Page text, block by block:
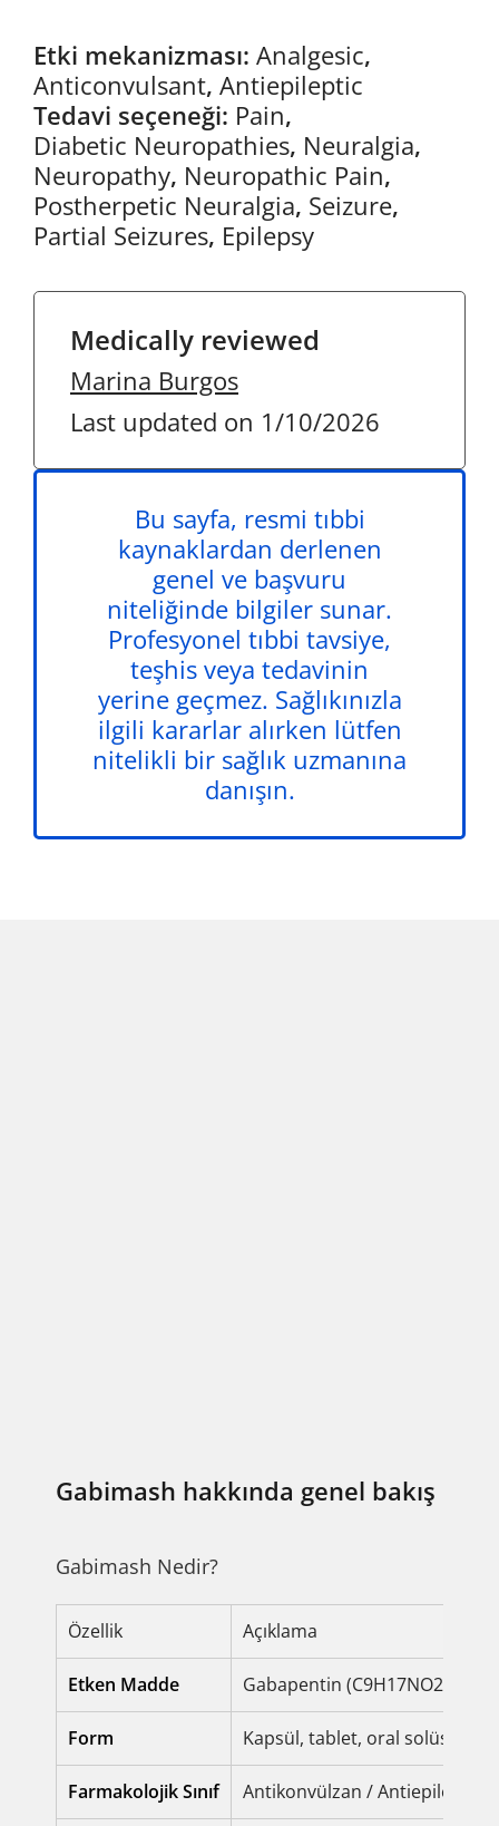
Etki mekanizması: Analgesic,
Anticonvulsant, Antiepileptic
Tedavi seçeneği: Pain,
Diabetic Neuropathies, Neuralgia,
Neuropathy, Neuropathic Pain,
Postherpetic Neuralgia, Seizure,
Partial Seizures, Epilepsy
Medically reviewed
Marina Burgos
Last updated on 1/10/2026
Bu sayfa, resmi tıbbi
kaynaklardan derlenen
genel ve başvuru
niteliğinde bilgiler sunar.
Profesyonel tıbbi tavsiye,
teşhis veya tedavinin
yerine geçmez. Sağlıkınızla
ilgili kararlar alırken lütfen
nitelikli bir sağlık uzmanına
danışın.
Gabimash hakkında genel bakış
Gabimash Nedir?
Özellik Açıklama
Etken Madde Gabapentin (C9H17NO2)
Form Kapsül, tablet, oral solüsyon
Farmakolojik Sınıf Antikonvülzan / Antiepileptik